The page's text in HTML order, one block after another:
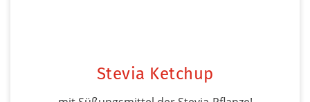
Stevia Ketchup